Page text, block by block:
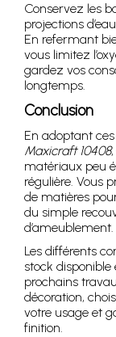
Conservez les
projections
En refermant
vous limitez
gardez vos
longtemps.
Conclusion
En adoptant
Maxicraft 10408
matériaux peu
régulière. Vous
de matières
du simple
d’ameublement.
Les différents
stock disponible
prochains
décoration,
votre usage et
finition.